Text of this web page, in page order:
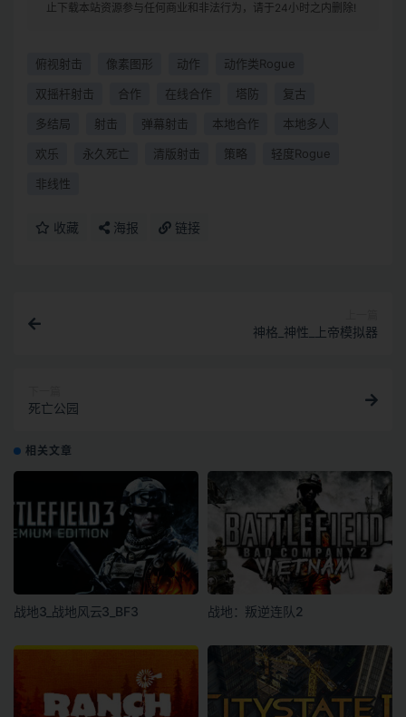
止下载本站资源参与任何商业和非法行为，请于24小时之内删除!
俯视射击 像素图形 动作 动作类Rogue
双摇杆射击 合作 在线合作 塔防 复古
多结局 射击 弹幕射击 本地合作 本地多人
欢乐 永久死亡 清版射击 策略 轻度Rogue
非线性
收藏 海报 链接
神格_神性_上帝模拟器
死亡公园
相关文章
战地3_战地风云3_BF3 战地：叛逆连队2